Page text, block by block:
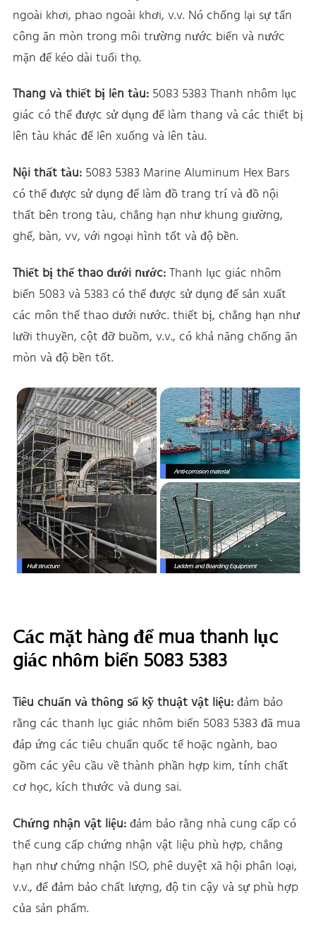
ngoài khơi, phao ngoài khơi, v.v. Nó chống lại sự tấn
công ăn mòn trong môi trường nước biển và nước
mặn để kéo dài tuổi thọ.
Thang và thiết bị lên tàu:5083 5383 Thanh nhôm lục
giác có thể được sử dụng để làm thang và các thiết bị
lên tàu khác để lên xuống và lên tàu.
Nội thất tàu:5083 5383 Marine Aluminum Hex Bars
có thể được sử dụng để làm đồ trang trí và đồ nội
thất bên trong tàu, chẳng hạn như khung giường,
ghế, bàn, vv, với ngoại hình tốt và độ bền.
Thiết bị thể thao dưới nước:Thanh lục giác nhôm
biển 5083 và 5383 có thể được sử dụng để sản xuất
các môn thể thao dưới nước. thiết bị, chẳng hạn như
lưỡi thuyền, cột đỡ buồm, v.v., có khả năng chống ăn
mòn và độ bền tốt.
Các mặt hàng để mua thanh lục
giác nhôm biển 5083 5383
Tiêu chuẩn và thông số kỹ thuật vật liệu:đảm bảo
rằng các thanh lục giác nhôm biển 5083 5383 đã mua
đáp ứng các tiêu chuẩn quốc tế hoặc ngành, bao
gồm các yêu cầu về thành phần hợp kim, tính chất
cơ học, kích thước và dung sai.
Chứng nhận vật liệu:đảm bảo rằng nhà cung cấp có
thể cung cấp chứng nhận vật liệu phù hợp, chẳng
hạn như chứng nhận ISO, phê duyệt xã hội phân loại,
v.v., để đảm bảo chất lượng, độ tin cậy và sự phù hợp
của sản phẩm.